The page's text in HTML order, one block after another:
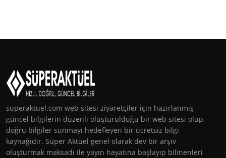
superaktuel.com web sitesi ziyaretçiler için hazırlanmış
güncel bilgilerin düzenli oluşturulduğu bir web sitesi olup,
doğru bilgiler sunmayı hedefleyen bir ücretsiz bilgi
kaynağıdır. Süper Aktüel genel olarak dev bir arşiv
oluşturmak maksadı ile yayın hayatına başlayıp bilinenleri